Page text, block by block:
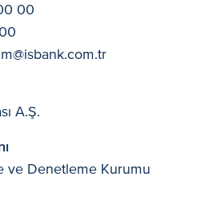
00
A.Ş.
ve Denetleme Kurumu